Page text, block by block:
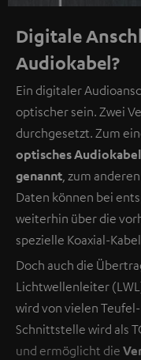
Digitale
Audiokabel?
Ein digitaler
optischer sein. Zwei
durchgesetzt. Zum
optisches
genannt, zum
Daten können bei
weiterhin über die
spezielle Koaxial-
Doch auch die
Lichtwellenleiter
wird von vielen
Schnittstelle wird als
und ermöglicht die